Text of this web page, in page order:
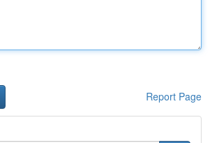
Report Page